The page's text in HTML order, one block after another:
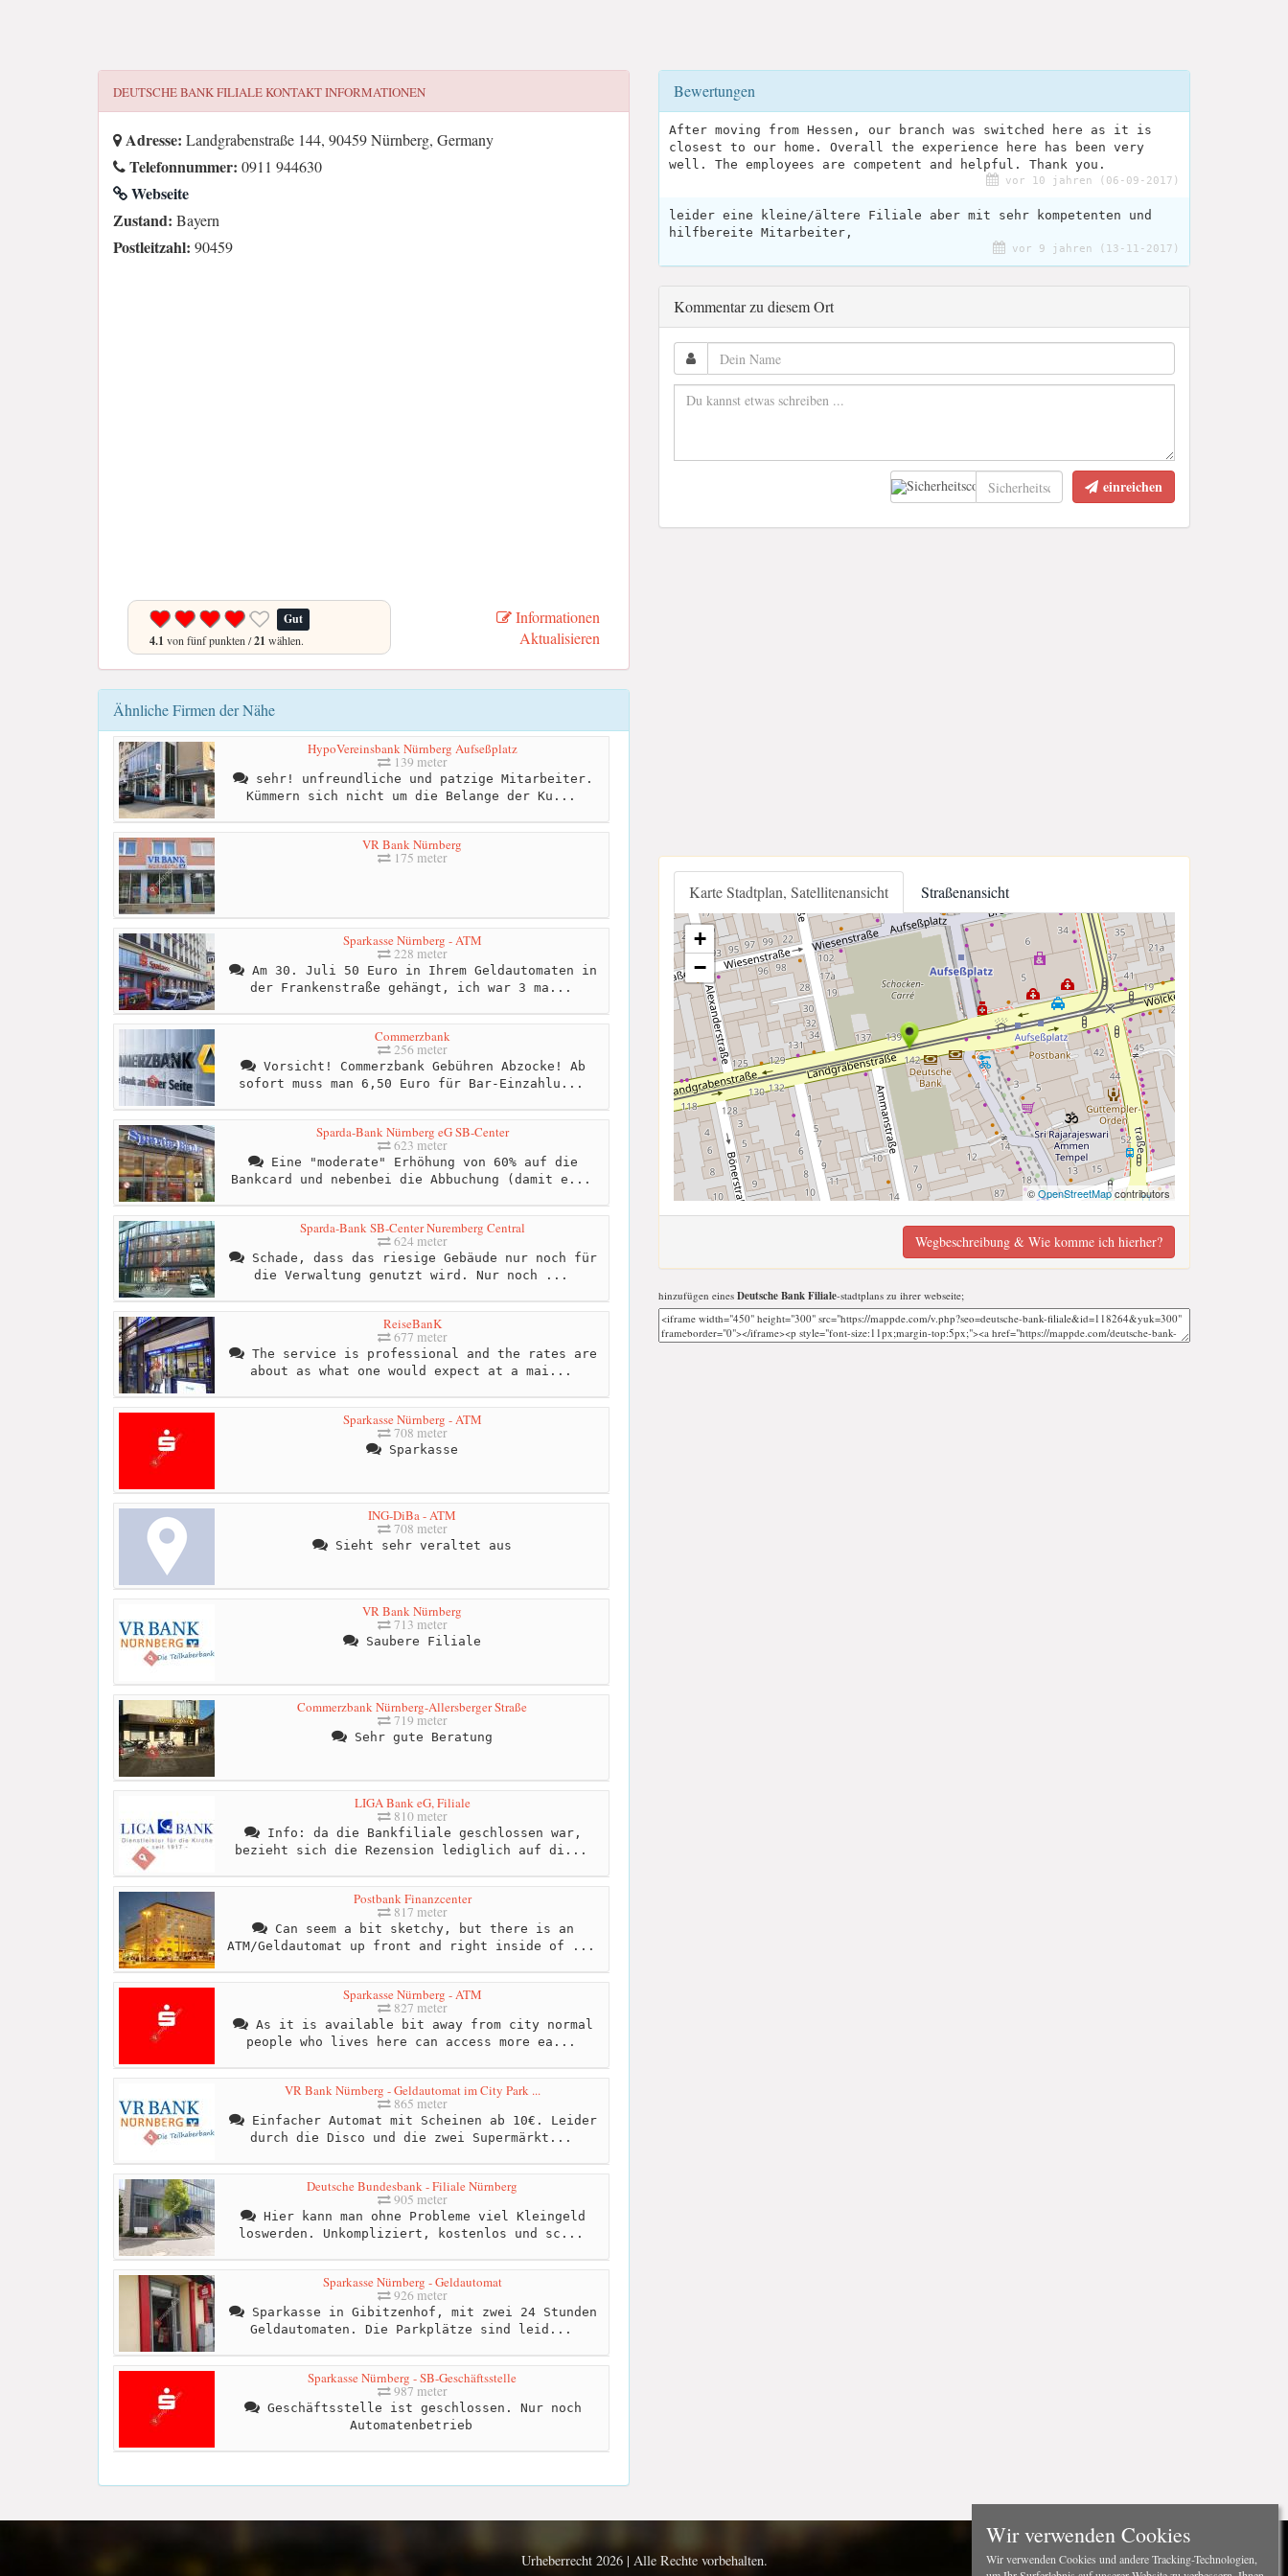
DEUTSCHE BANK FILIALEKONTAKT INFORMATIONEN
Adresse: Landgrabenstraße 144, 90459 Nürnberg, Germany
Telefonnummer: 0911 944630
Webseite
Zustand: Bayern
Postleitzahl: 90459
Gut
4.1 von fünf punkten /21 wählen.
Informationen
Aktualisieren
Ähnliche Firmen der Nähe
HypoVereinsbank Nürnberg Aufseßplatz
139 meter
sehr! unfreundliche und patzige Mitarbeiter.
Kümmern sich nicht um die Belange der Ku...
VR Bank Nürnberg
175 meter
Sparkasse Nürnberg - ATM
228 meter
Am 30. Juli 50 Euro in Ihrem Geldautomaten in
der Frankenstraße gehängt, ich war 3 ma...
Commerzbank
256 meter
Vorsicht! Commerzbank Gebühren Abzocke! Ab
sofort muss man 6,50 Euro für Bar-Einzahlu...
Sparda-Bank Nürnberg eG SB-Center
623 meter
Eine "moderate" Erhöhung von 60% auf die
Bankcard und nebenbei die Abbuchung (damit e...
Sparda-Bank SB-Center Nuremberg Central
624 meter
Schade, dass das riesige Gebäude nur noch für
die Verwaltung genutzt wird. Nur noch ...
ReiseBanK
677 meter
The service is professional and the rates are
about as what one would expect at a mai...
Sparkasse Nürnberg - ATM
708 meter
Sparkasse
ING-DiBa - ATM
708 meter
Sieht sehr veraltet aus
VR Bank Nürnberg
713 meter
Saubere Filiale
Commerzbank Nürnberg-Allersberger Straße
719 meter
Sehr gute Beratung
LIGA Bank eG, Filiale
810 meter
Info: da die Bankfiliale geschlossen war,
bezieht sich die Rezension lediglich auf di...
Postbank Finanzcenter
817 meter
Can seem a bit sketchy, but there is an
ATM/Geldautomat up front and right inside of ...
Sparkasse Nürnberg - ATM
827 meter
As it is available bit away from city normal
people who lives here can access more ea...
VR Bank Nürnberg - Geldautomat im City Park ...
865 meter
Einfacher Automat mit Scheinen ab 10€. Leider
durch die Disco und die zwei Supermärkt...
Deutsche Bundesbank - Filiale Nürnberg
905 meter
Hier kann man ohne Probleme viel Kleingeld
loswerden. Unkompliziert, kostenlos und sc...
Sparkasse Nürnberg - Geldautomat
926 meter
Sparkasse in Gibitzenhof, mit zwei 24 Stunden
Geldautomaten. Die Parkplätze sind leid...
Sparkasse Nürnberg - SB-Geschäftsstelle
987 meter
Geschäftsstelle ist geschlossen. Nur noch
Automatenbetrieb
Bewertungen
After moving from Hessen, our branch was switched here as it is
closest to our home. Overall the experience here has been very
well. The employees are competent and helpful. Thank you.
vor 10 jahren (06-09-2017)
leider eine kleine/ältere Filiale aber mit sehr kompetenten und
hilfbereite Mitarbeiter,
vor 9 jahren (13-11-2017)
Kommentar zu diesem Ort
einreichen
Karte Stadtplan, Satellitenansicht Straßenansicht
+
−
©OpenStreetMapcontributors
Wegbeschreibung & Wie komme ich hierher?
hinzufügen eines Deutsche Bank Filiale-stadtplans zu ihrer webseite;
Urheberrecht 2026 | Alle Rechte vorbehalten.
Wir verwenden Cookies
Wir verwenden Cookies und andere Tracking-Technologien,